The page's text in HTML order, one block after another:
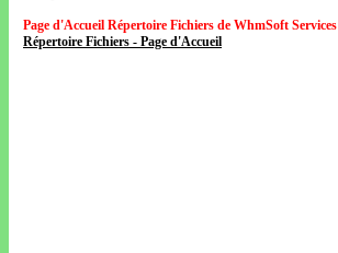
Page d'Accueil Répertoire Fichiers de WhmSoft Services
Répertoire Fichiers - Page d'Accueil